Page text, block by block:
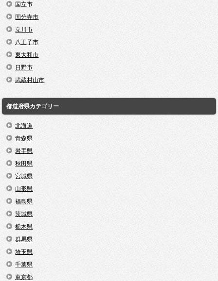
国立市
国分寺市
立川市
八王子市
東大和市
日野市
武蔵村山市
都道府県カテゴリー
北海道
青森県
岩手県
秋田県
宮城県
山形県
福島県
茨城県
栃木県
群馬県
埼玉県
千葉県
東京都